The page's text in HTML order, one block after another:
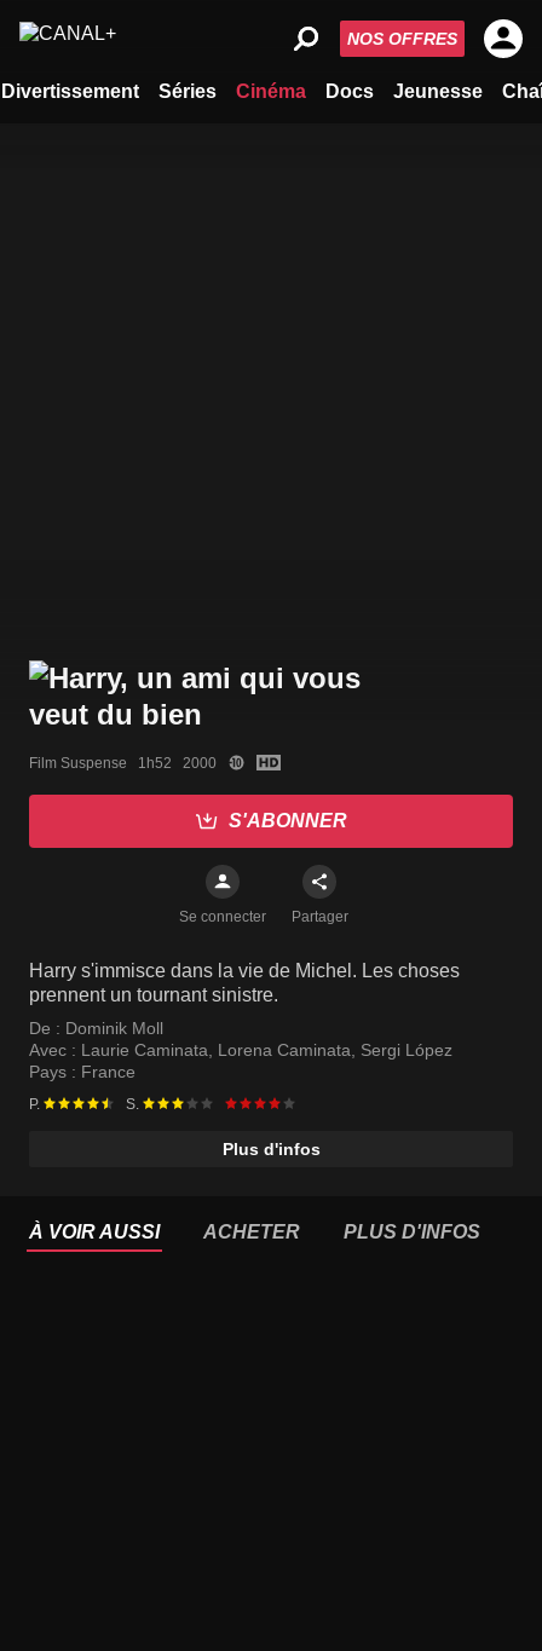
Divertissement Séries Cinéma Docs Jeunesse
NOS OFFRES
Film Suspense   1h52   2000
S'ABONNER
Se connecter Partager
Harry s'immisce dans la vie de Michel. Les choses
prennent un tournant sinistre.
De : Dominik Moll
Avec : Laurie Caminata, Lorena Caminata, Sergi López
Pays : France
P. S.
Plus d'infos
À VOIR AUSSI ACHETER PLUS D'INFOS